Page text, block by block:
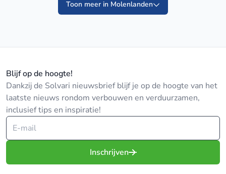
Toon meer in Molenlanden
Blijf op de hoogte!
Dankzij de Solvari nieuwsbrief blijf je op de hoogte van het
laatste nieuws rondom verbouwen en verduurzamen,
inclusief tips en inspiratie!
Inschrijven